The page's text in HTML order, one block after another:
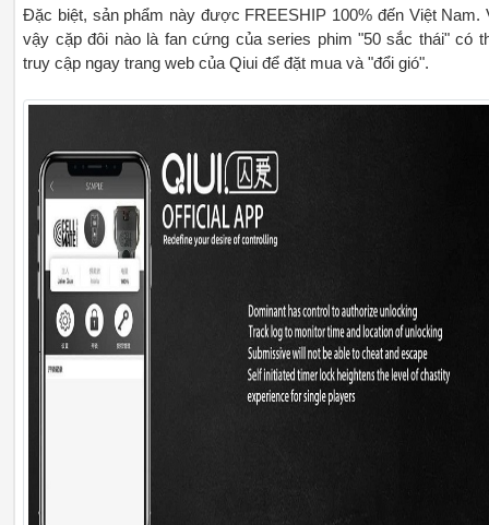
Đặc biệt, sản phẩm này được FREESHIP 100% đến Việt Nam.
vậy cặp đôi nào là fan cứng của series phim "50 sắc thái" có
truy cập ngay trang web của Qiui để đặt mua và "đổi gió".